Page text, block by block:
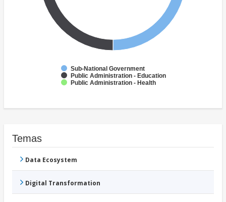
Sub-National Government
Public Administration - Education
Public Administration - Health
Temas
Data Ecosystem
Digital Transformation